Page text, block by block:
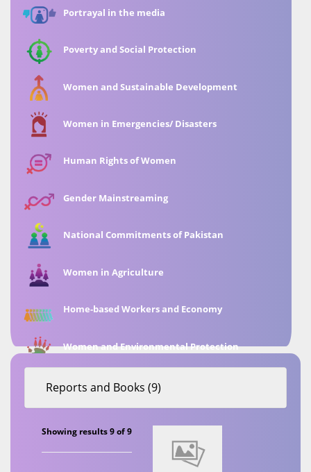
Portrayal in the media
Poverty and Social Protection
Women and Sustainable Development
Women in Emergencies/ Disasters
Human Rights of Women
Gender Mainstreaming
National Commitments of Pakistan
Women in Agriculture
Home-based Workers and Economy
Women and Environmental Protection
Reports and Books (9)
Showing results 9 of 9